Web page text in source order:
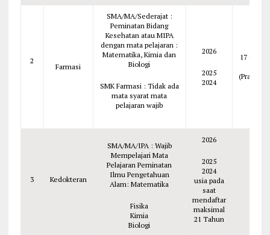
2
Farmasi
SMA/MA/Sederajat :
Peminatan Bidang
Kesehatan atau MIPA
dengan mata pelajaran :
Matematika, Kimia dan
Biologi
SMK Farmasi : Tidak ada
mata syarat mata
pelajaran wajib
2026
2025
2024
17
3 Kedokteran
SMA/MA/IPA : Wajib
Mempelajari Mata
Pelajaran Peminatan
Ilmu Pengetahuan
Alam: Matematika
Fisika
Kimia
Biologi
2026
2025
2024
usia pada
saat
mendaftar
maksimal
21 Tahun